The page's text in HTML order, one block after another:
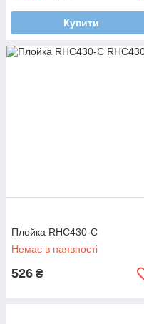
Купити
Плойка RHC430-C
Немає в наявності
526 ₴